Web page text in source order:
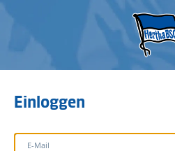
Einloggen
E-Mail